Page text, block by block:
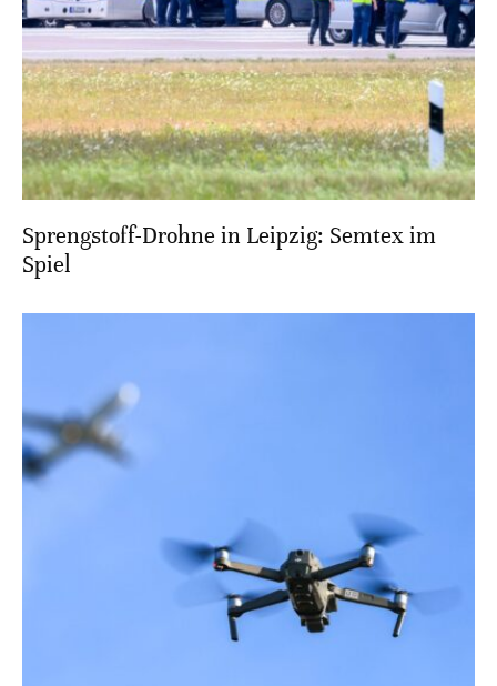
Sprengstoff-Drohne in Leipzig: Semtex im
Spiel